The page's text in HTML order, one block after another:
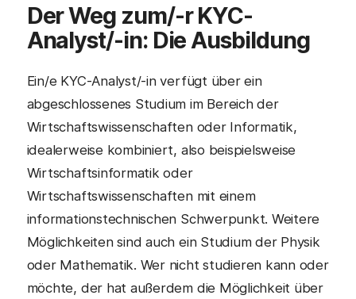
Der Weg zum/-rKYC-
Analyst/-in: Die Ausbildung
Ein/e KYC-Analyst/-in verfügt über ein
abgeschlossenes Studium im Bereich der
Wirtschaftswissenschaften oder Informatik,
idealerweise kombiniert, also beispielsweise
Wirtschaftsinformatik oder
Wirtschaftswissenschaften mit einem
informationstechnischen Schwerpunkt. Weitere
Möglichkeiten sind auch ein Studium der Physik
oder Mathematik. Wer nicht studieren kann oder
möchte, der hat außerdem die Möglichkeit über